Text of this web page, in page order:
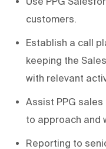
customers.
Establish a call
keeping the
with relevant
Assist PPG
to approach and
Reporting to